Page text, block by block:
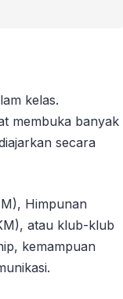
kelas.
membuka banyak
secara
Himpunan
atau klub-klub
kemampuan